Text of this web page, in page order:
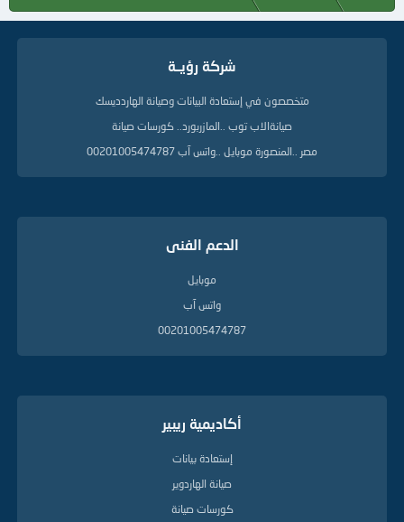
شركة رؤيــة
متخصصون في إستعادة البيانات وصيانة الهاردديسك
صيانةالاب توب ..المازربورد.. كورسات صيانة
مصر ..المنصورة موبايل ..واتس آب 00201005474787
الدعم الفنى
موبايل
واتس آب
00201005474787
أكاديمية ريبير
إستعادة بيانات
صيانة الهاردوير
كورسات صيانة